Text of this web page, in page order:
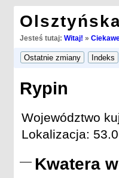
Jesteś tutaj: Witaj! »
Rypin
Województwo
Lokalizacja:
Kwatera